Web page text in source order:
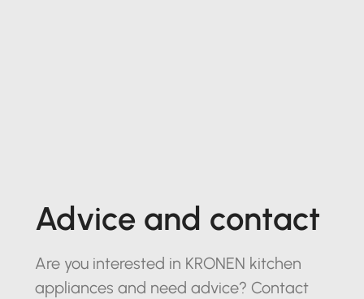
Advice and contact
Are you interested in KRONEN kitchen
appliances and need advice? Contact